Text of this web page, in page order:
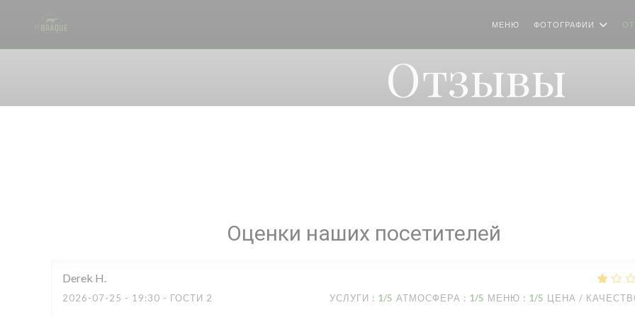
МЕНЮ ФОТОГРАФИИ
Отзывы
Оценки наших посетителей
Derek H
2026-07-25 - 19:30 - ГОСТИ 2 УСЛУГИ : 1/5 АТМОСФЕРА : 1/5 МЕНЮ : 1/5 ЦЕНА /